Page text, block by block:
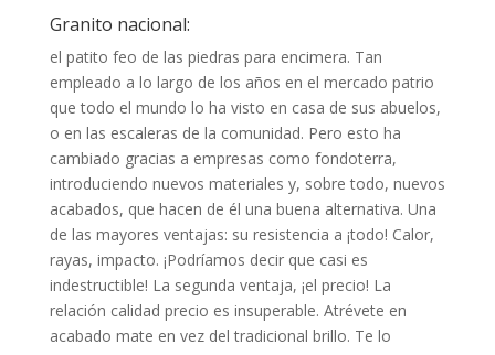
Granito nacional:
el patito feo de las piedras para encimera. Tan
empleado a lo largo de los años en el mercado patrio
que todo el mundo lo ha visto en casa de sus abuelos,
o en las escaleras de la comunidad. Pero esto ha
cambiado gracias a empresas como fondoterra,
introduciendo nuevos materiales y, sobre todo, nuevos
acabados, que hacen de él una buena alternativa. Una
de las mayores ventajas: su resistencia a ¡todo! Calor,
rayas, impacto. ¡Podríamos decir que casi es
indestructible! La segunda ventaja, ¡el precio! La
relación calidad precio es insuperable. Atrévete en
acabado mate en vez del tradicional brillo. Te lo